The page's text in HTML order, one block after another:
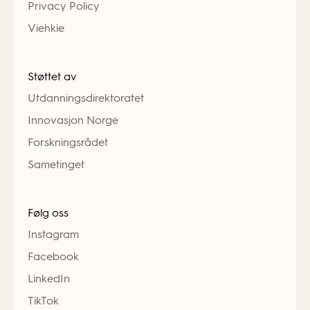
Privacy Policy
Viehkie
Støttet av
Utdanningsdirektoratet
Innovasjon Norge
Forskningsrådet
Sametinget
Følg oss
Instagram
Facebook
LinkedIn
TikTok